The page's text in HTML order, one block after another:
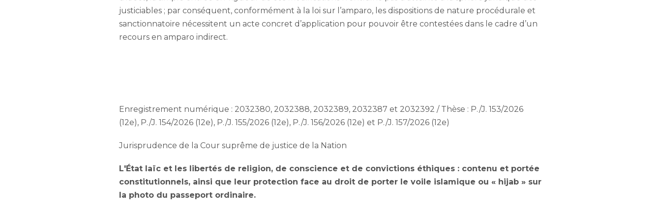
justiciables ; par conséquent, conformément à la loi sur l’amparo, les dispositions de nature procédurale et
sanctionnatoire nécessitent un acte concret d’application pour pouvoir être contestées dans le cadre d’un
recours en amparo indirect.
Enregistrement numérique : 2032380, 2032388, 2032389, 2032387 et 2032392 / Thèse : P./J. 153/2026
(12e), P./J. 154/2026 (12e), P./J. 155/2026 (12e), P./J. 156/2026 (12e) et P./J. 157/2026 (12e)
Jurisprudence de la Cour suprême de justice de la Nation
L'État laïc et les libertés de religion, de conscience et de convictions éthiques : contenu et portée
constitutionnels, ainsi que leur protection face au droit de porter le voile islamique ou « hijab » sur
la photo du passeport ordinaire.